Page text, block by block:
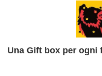
Una Gift box per ogni